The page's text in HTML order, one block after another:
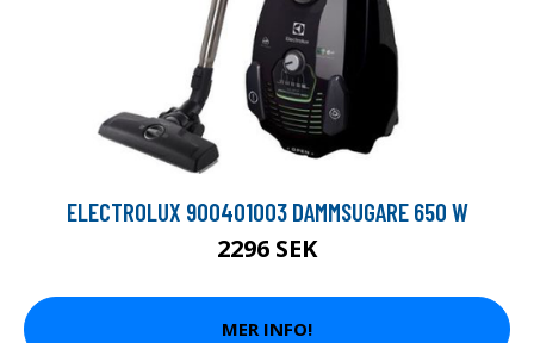
ELECTROLUX 900401003 DAMMSUGARE 650 W
2296 SEK
MER INFO!